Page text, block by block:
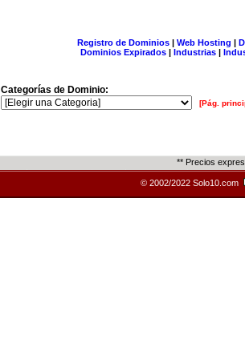
Registro de Dominios| Web Hosting |
Dominios Expirados | Industrias |
Categorías de Dominio:
[Pág.
** Precios
© 2002/2022 Solo10.com